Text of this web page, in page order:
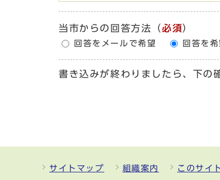
当市からの回答方法 （必須）
回答をメールで希望 回答を
書き込みが終わりましたら、下の
サイトマップ 組織案内
このサイ